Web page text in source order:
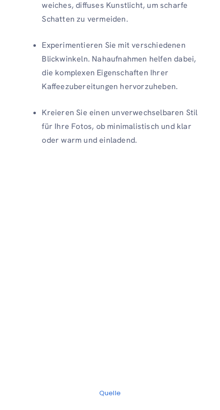
weiches, diffuses Kunstlicht, um scharfe
Schatten zu vermeiden.
Experimentieren Sie mit verschiedenen
Blickwinkeln. Nahaufnahmen helfen dabei,
die komplexen Eigenschaften Ihrer
Kaffeezubereitungen hervorzuheben.
Kreieren Sie einen unverwechselbaren Stil
für Ihre Fotos, ob minimalistisch und klar
oder warm und einladend.
Quelle